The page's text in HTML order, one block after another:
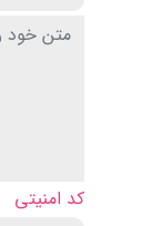
کد امنیتی